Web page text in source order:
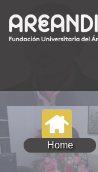
Home